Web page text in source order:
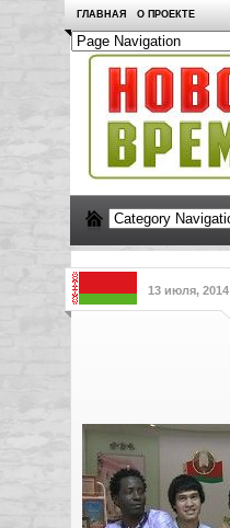
ГЛАВНАЯ О ПРОЕКТЕ
13 июля, 2014